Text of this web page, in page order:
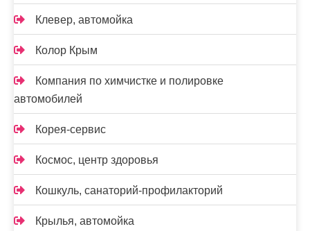
Клевер, автомойка
Колор Крым
Компания по химчистке и полировке
автомобилей
Корея-сервис
Космос, центр здоровья
Кошкуль, санаторий-профилакторий
Крылья, автомойка